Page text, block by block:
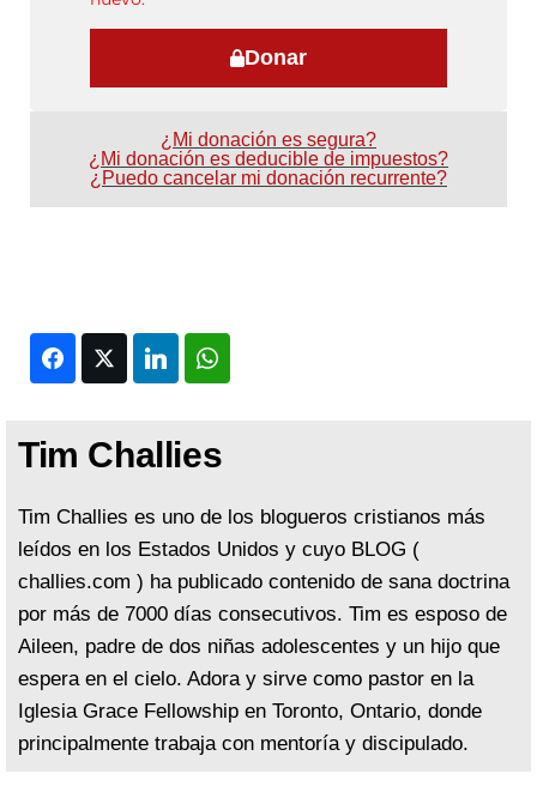
Donar
¿Mi donación es segura?
¿Mi donación es deducible de impuestos?
¿Puedo cancelar mi donación recurrente?
FacebookTwitter LinkedIn
Tim Challies
Tim Challies es uno de los blogueros cristianos más
leídos en los Estados Unidos y cuyo BLOG (
challies.com ) ha publicado contenido de sana doctrina
por más de 7000 días consecutivos. Tim es esposo de
Aileen, padre de dos niñas adolescentes y un hijo que
espera en el cielo. Adora y sirve como pastor en la
Iglesia Grace Fellowship en Toronto, Ontario, donde
principalmente trabaja con mentoría y discipulado.